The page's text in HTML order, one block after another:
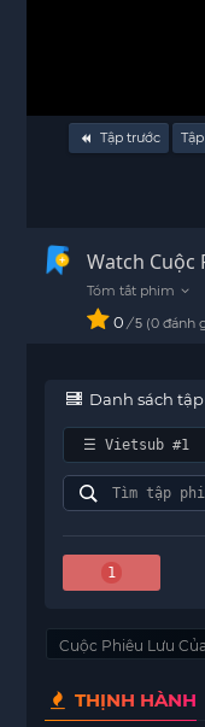
Tập trước
Watch Cuộc
Vietsub - HD
0 / 5 0 đánh
Danh sách tập
1
Cuộc Phiêu Lưu
THỊNH HÀNH